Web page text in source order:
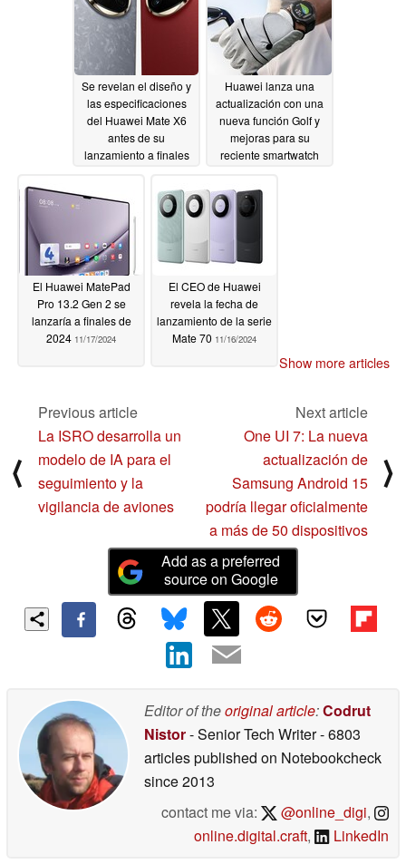
Se revelan el diseño y
las especificaciones
del Huawei Mate X6
antes de su
lanzamiento a finales
Huawei lanza una
actualización con una
nueva función Golf y
mejoras para su
reciente smartwatch
El Huawei MatePad
Pro 13.2 Gen 2 se
lanzaría a finales de
2024 11/17/2024
El CEO de Huawei
revela la fecha de
lanzamiento de la serie
Mate 70 11/16/2024
Show more articles
⟨
Previous article
La ISRO desarrolla un
modelo de IA para el
seguimiento y la
vigilancia de aviones
Next article
One UI 7: La nueva
actualización de
Samsung Android 15
podría llegar oficialmente
a más de 50 dispositivos
⟩
Add as a preferred
source on Google
Editor of theoriginal article:Codrut
Nistor- Senior Tech Writer- 6803
articles published on Notebookcheck
since 2013
contact me via:
@online_digi,
online.digital.craft, LinkedIn